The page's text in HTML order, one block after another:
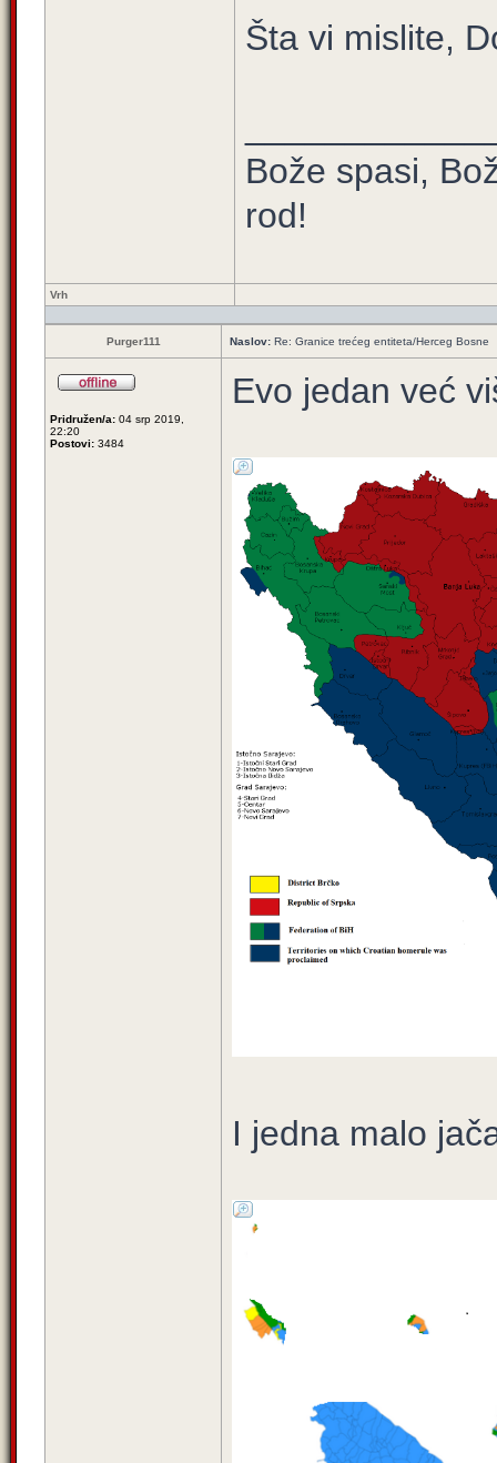
Šta vi mislite,
Bože spasi,
rod!
Vrh
Purger111 Naslov: Re: Granice trećeg entiteta/Herceg Bosne
Pridružen/a: 04 srp 2019,
22:20
Postovi: 3484
Evo jedan već
I jedna malo